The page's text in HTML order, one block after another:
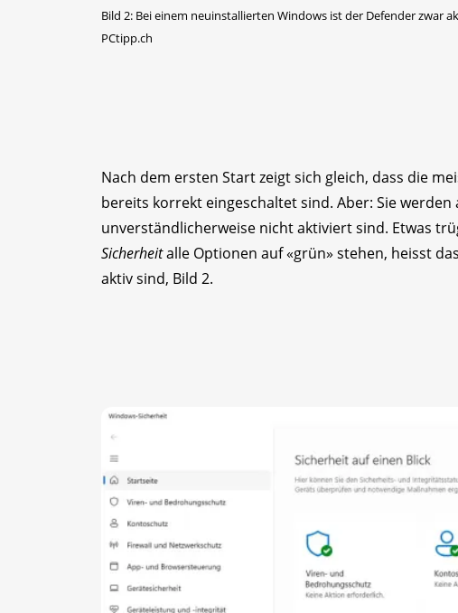
Bild 2: Bei einem neuinstallierten Windows ist der Defender zwar
PCtipp.ch
Nach dem ersten Start zeigt sich gleich, dass die
bereits korrekt eingeschaltet sind. Aber: Sie
unverständlicherweise nicht aktiviert sind. Etwas
Sicherheitalle Optionen auf «grün» stehen, heisst
aktiv sind, Bild 2.